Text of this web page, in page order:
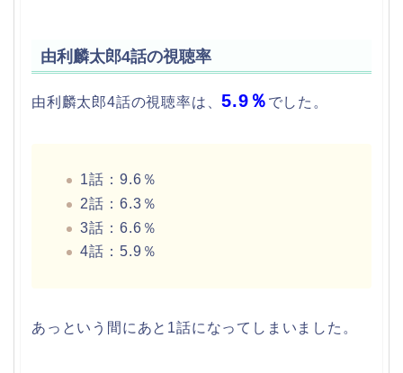
由利麟太郎4話の視聴率
由利麟太郎4話の視聴率は、5.9％ でした。
1話：9.6％
2話：6.3％
3話：6.6％
4話：5.9％
あっという間にあと1話になってしまいました。